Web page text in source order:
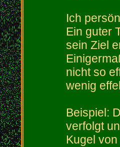
Ich
Ein guter
sein Ziel
nicht so
wenig
Beispiel:
verfolgt
Kugel